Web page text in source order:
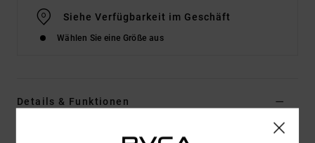
Siehe Verfügbarkeit im Geschäft
Wählen Sie eine Größe aus
Details & Funktionen